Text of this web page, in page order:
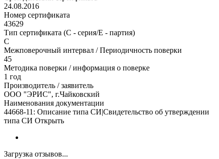
24.08.2016
Номер сертификата
43629
Тип сертификата (C - серия/E - партия)
С
Межповерочный интервал / Периодичность поверки
45
Методика поверки / информация о поверке
1 год
Производитель / заявитель
ООО "ЭРИС", г.Чайковский
Наименования документации
44668-11: Описание типа СИ|Свидетельство об утверждении
типа СИ Открыть
Загрузка отзывов...